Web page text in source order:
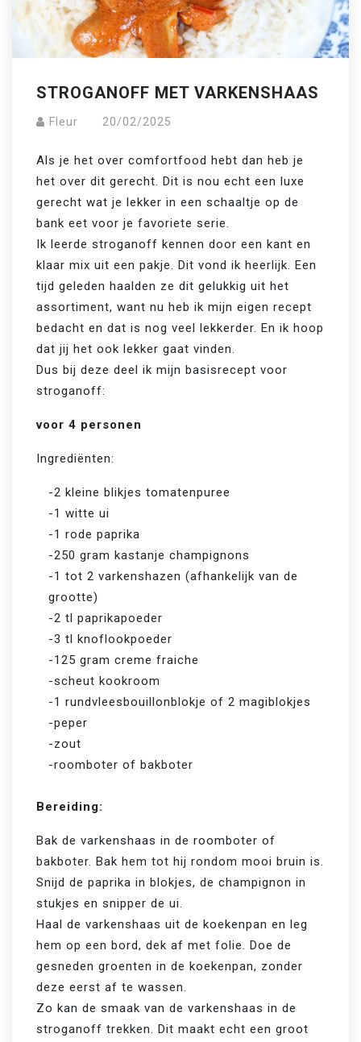
STROGANOFF MET VARKENSHAAS
Fleur 20/02/2025
Als je het over comfortfood hebt dan heb je
het over dit gerecht. Dit is nou echt een luxe
gerecht wat je lekker in een schaaltje op de
bank eet voor je favoriete serie.
Ik leerde stroganoff kennen door een kant en
klaar mix uit een pakje. Dit vond ik heerlijk. Een
tijd geleden haalden ze dit gelukkig uit het
assortiment, want nu heb ik mijn eigen recept
bedacht en dat is nog veel lekkerder. En ik hoop
dat jij het ook lekker gaat vinden.
Dus bij deze deel ik mijn basisrecept voor
stroganoff:
voor 4 personen
Ingrediënten:
-2 kleine blikjes tomatenpuree
-1 witte ui
-1 rode paprika
-250 gram kastanje champignons
-1 tot 2 varkenshazen (afhankelijk van de
grootte)
-2 tl paprikapoeder
-3 tl knoflookpoeder
-125 gram creme fraiche
-scheut kookroom
-1 rundvleesbouillonblokje of 2 magiblokjes
-peper
-zout
-roomboter of bakboter
Bereiding:
Bak de varkenshaas in de roomboter of
bakboter. Bak hem tot hij rondom mooi bruin is.
Snijd de paprika in blokjes, de champignon in
stukjes en snipper de ui.
Haal de varkenshaas uit de koekenpan en leg
hem op een bord, dek af met folie. Doe de
gesneden groenten in de koekenpan, zonder
deze eerst af te wassen.
Zo kan de smaak van de varkenshaas in de
stroganoff trekken. Dit maakt echt een groot